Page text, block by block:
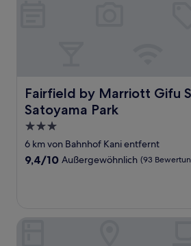
Fairfield by Marriott Gifu
Satoyama Park
Fairfield by Marriott Gifu Seiryu
3.0-
Sterne-
Unterkunft
6 km von Bahnhof Kani entfernt
9.4
Bewertungen)
9,4/10 Außergewöhnlich (93